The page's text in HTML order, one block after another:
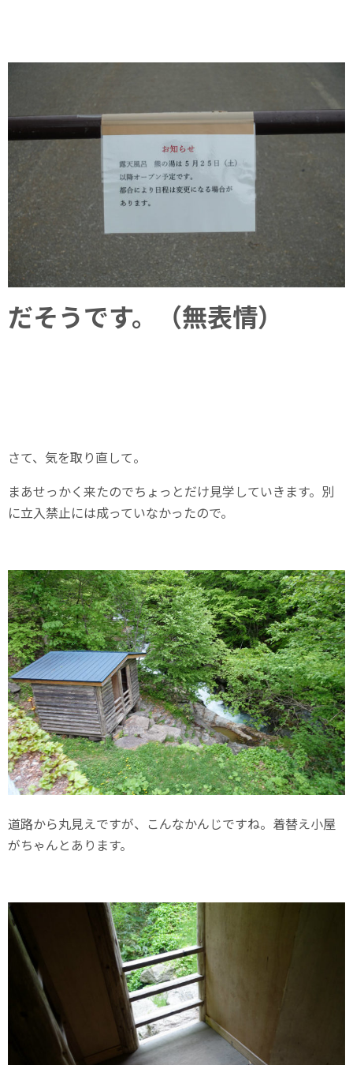
だそうです。（無表情）
さて、気を取り直して。
まあせっかく来たのでちょっとだけ見学していきます。別
に立入禁止には成っていなかったので。
道路から丸見えですが、こんなかんじですね。着替え小屋
がちゃんとあります。